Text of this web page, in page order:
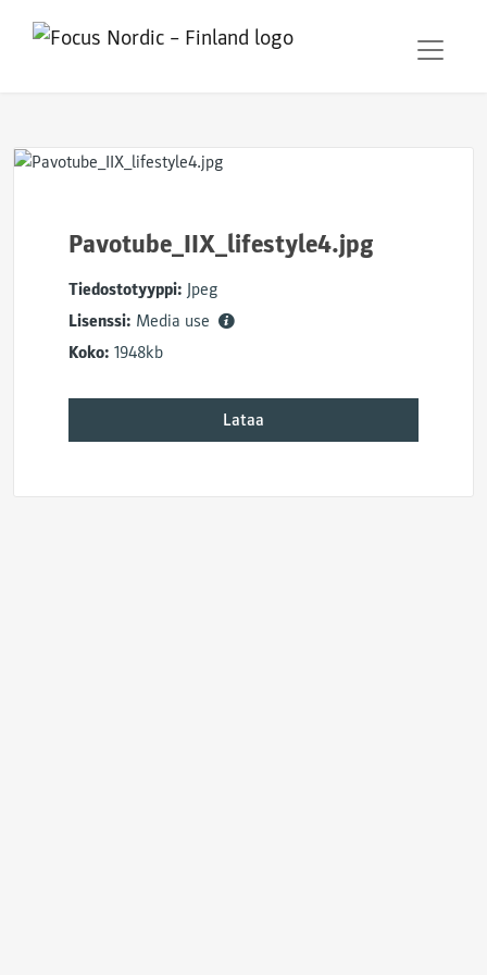
Pavotube_IIX_lifestyle4.jpg
Tiedostotyyppi: Jpeg
Lisenssi: Media use
Koko: 1948kb
Lataa